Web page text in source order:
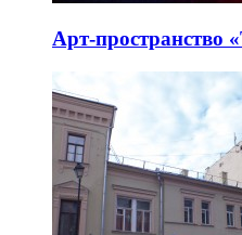
Арт-пространство